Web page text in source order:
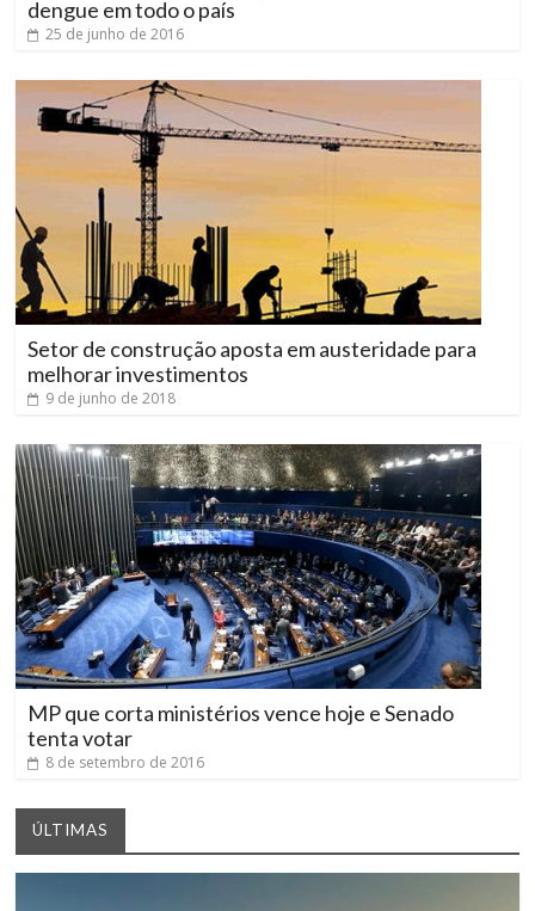
dengue em todo o país
25 de junho de 2016
Setor de construção aposta em austeridade para
melhorar investimentos
9 de junho de 2018
MP que corta ministérios vence hoje e Senado
tenta votar
8 de setembro de 2016
ÚLTIMAS